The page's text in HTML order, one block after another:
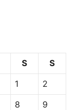
S S
1 2
8 9